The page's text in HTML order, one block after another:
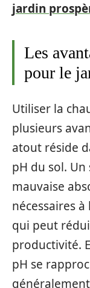
jardin
Les
pour le
Utiliser la
plusieurs
atout réside
pH du sol.
mauvaise
nécessaires
qui peut
productivité.
pH se